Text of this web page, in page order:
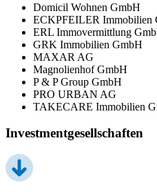
Domicil Wohnen GmbH
ECKPFEILER Immobilien
ERL Immovermittlung
GRK Immobilien GmbH
MAXAR AG
Magnolienhof GmbH
P & P Group GmbH
PRO URBAN AG
TAKECARE Immobilien
Investmentgesellschaften